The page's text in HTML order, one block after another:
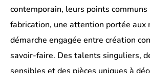
contemporain, leurs points communs
fabrication, une attention portée aux
démarche engagée entre création
savoir-faire. Des talents singuliers,